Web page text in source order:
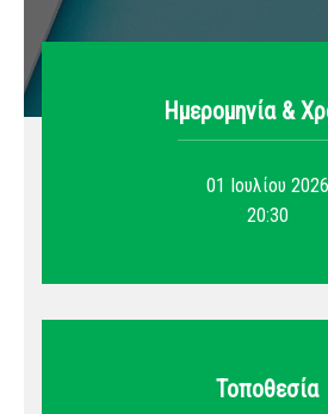
Ημερομηνία &
01 Ιουλίου 2026
20:30
Τοποθεσία